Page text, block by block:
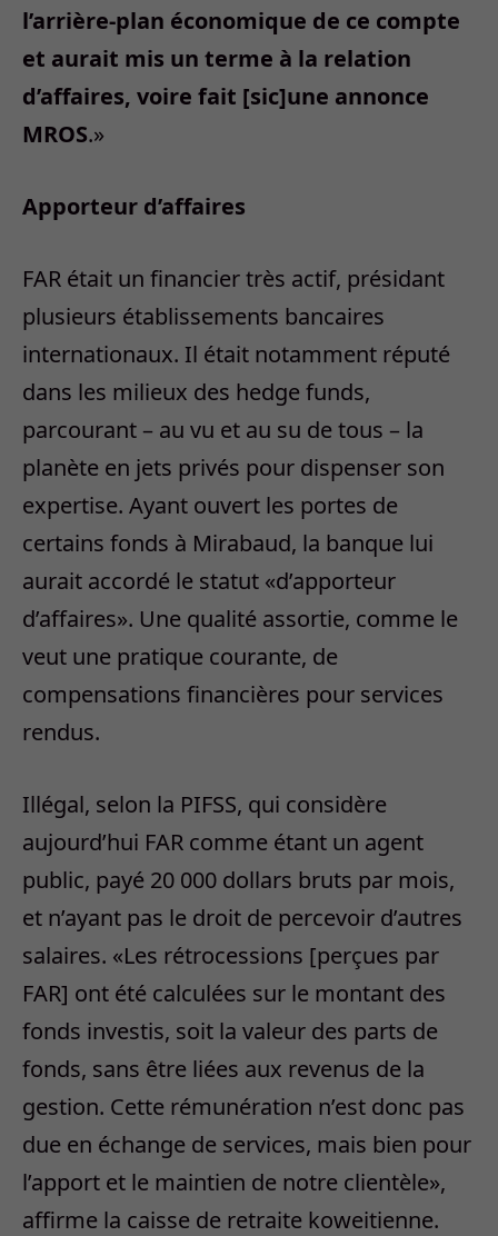
l’arrière-plan économique de ce compte
et aurait mis un terme à la relation
d’affaires, voire fait [sic]une annonce
MROS.»
Apporteur d’affaires
FAR était un financier très actif, présidant
plusieurs établissements bancaires
internationaux. Il était notamment réputé
dans les milieux des hedge funds,
parcourant – au vu et au su de tous – la
planète en jets privés pour dispenser son
expertise. Ayant ouvert les portes de
certains fonds à Mirabaud, la banque lui
aurait accordé le statut «d’apporteur
d’affaires». Une qualité assortie, comme le
veut une pratique courante, de
compensations financières pour services
rendus.
Illégal, selon la PIFSS, qui considère
aujourd’hui FAR comme étant un agent
public, payé 20 000 dollars bruts par mois,
et n’ayant pas le droit de percevoir d’autres
salaires. «Les rétrocessions [perçues par
FAR] ont été calculées sur le montant des
fonds investis, soit la valeur des parts de
fonds, sans être liées aux revenus de la
gestion. Cette rémunération n’est donc pas
due en échange de services, mais bien pour
l’apport et le maintien de notre clientèle»,
affirme la caisse de retraite koweitienne.